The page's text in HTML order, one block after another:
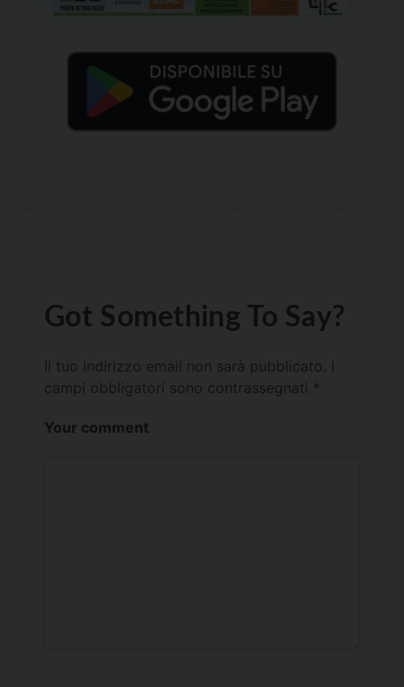
Got Something To Say?
Il tuo indirizzo email non sarà pubblicato.
campi obbligatori sono contrassegnati *
Your comment